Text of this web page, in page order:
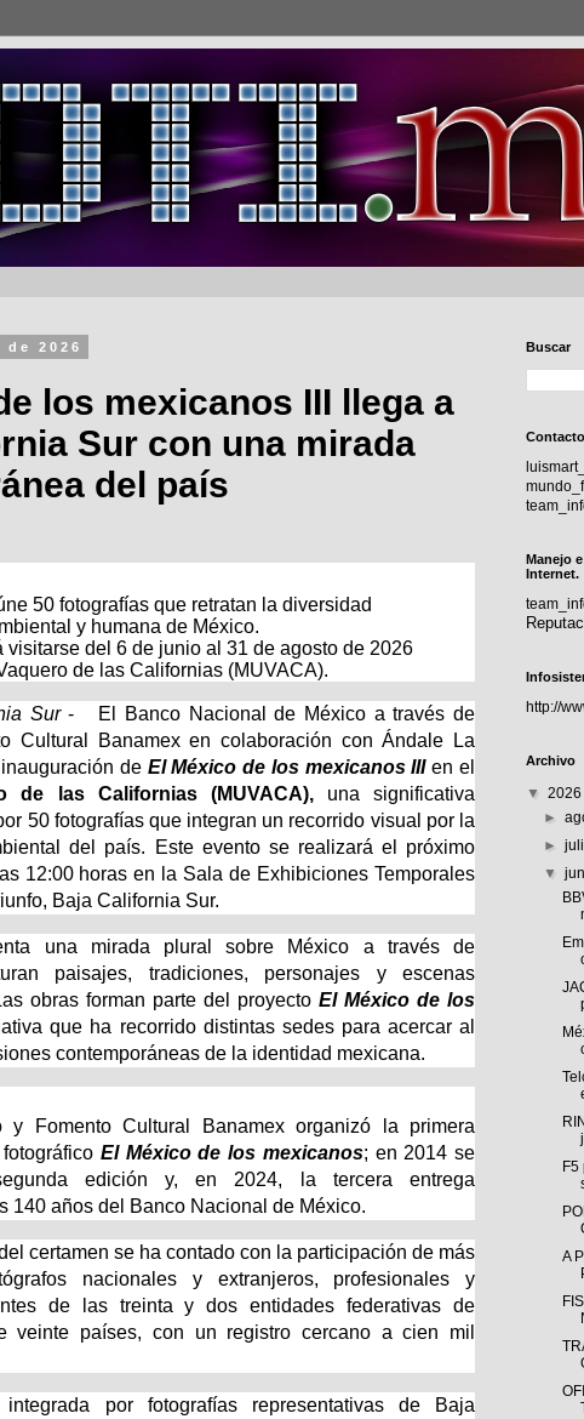
2026
los mexicanos III llega a
Sur con una mirada
del país
50 fotografías que retratan la diversidad
y humana de México.
visitarse del 6 de junio al 31 de agosto de 2026
de las Californias (MUVACA).
Sur- El Banco Nacional de México a través de
Cultural Banamex en colaboración con Ándale La
de El México de los mexicanos IIIen el
de las Californias (MUVACA), una significativa
50 fotografías que integran un recorrido visual por la
del país. Este evento se realizará el próximo
12:00 horas en la Sala de Exhibiciones Temporales
Baja California Sur.
una mirada plural sobre México a través de
paisajes, tradiciones, personajes y escenas
obras forman parte del proyecto El México de los
que ha recorrido distintas sedes para acercar al
contemporáneas de la identidad mexicana.
y Fomento Cultural Banamex organizó la primera
El México de los mexicanos; en 2014 se
edición y, en 2024, la tercera entrega
140 años del Banco Nacional de México.
certamen se ha contado con la participación de más
nacionales y extranjeros, profesionales y
de las treinta y dos entidades federativas de
veinte países, con un registro cercano a cien mil
por fotografías representativas de Baja
Buscar
Manejo
Internet.
http://
Archivo
▼ 2026
►
►
▼
A